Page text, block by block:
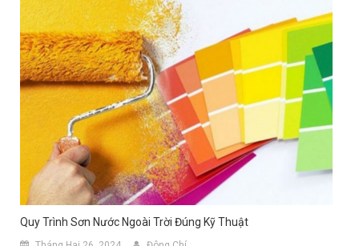
Quy Trình Sơn Nước Ngoài Trời Đúng Kỹ Thuật